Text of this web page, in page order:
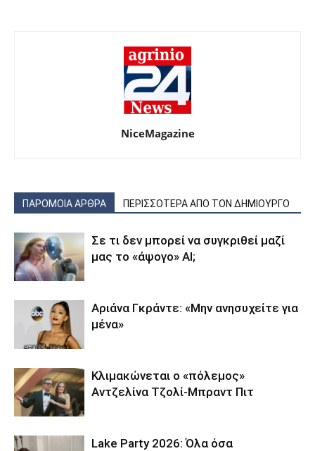
NiceMagazine
ΠΑΡΟΜΟΙΑ ΑΡΘΡΑ ΠΕΡΙΣΣΟΤΕΡΑ ΑΠΟ ΤΟΝ ΔΗΜΙΟΥΡΓΟ
Σε τι δεν μπορεί να συγκριθεί μαζί
μας το «άψογο» AI;
Αριάνα Γκράντε: «Μην ανησυχείτε για
μένα»
Κλιμακώνεται ο «πόλεμος»
Αντζελίνα Τζολί-Μπραντ Πιτ
Lake Party 2026: Όλα όσα